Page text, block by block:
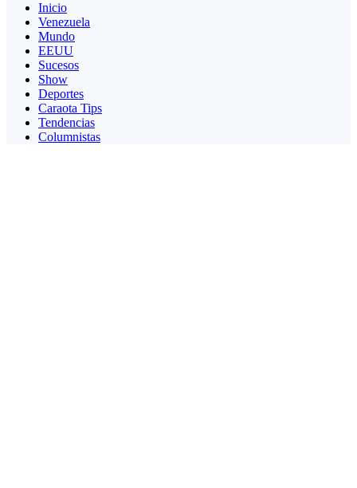
Inicio
Venezuela
Mundo
EEUU
Sucesos
Show
Deportes
Caraota Tips
Tendencias
Columnistas